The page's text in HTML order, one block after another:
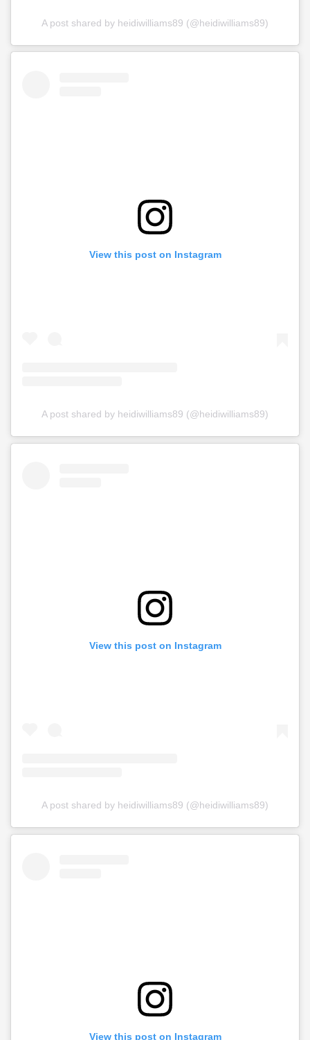
A post shared by heidiwilliams89 (@heidiwilliams89)
View this post on Instagram
A post shared by heidiwilliams89 (@heidiwilliams89)
View this post on Instagram
A post shared by heidiwilliams89 (@heidiwilliams89)
View this post on Instagram